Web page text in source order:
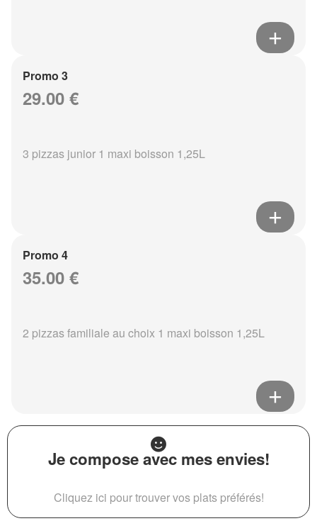
Promo 3
29.00 €
3 pizzas junior 1 maxi boisson 1,25L
Promo 4
35.00 €
2 pizzas familiale au choix 1 maxi boisson 1,25L
Je compose avec mes envies!
Cliquez ici pour trouver vos plats préférés!